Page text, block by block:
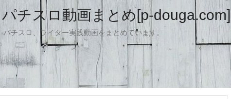
チスロ動画まとめ[p-douga.com]
チスロ、ライター実践動画をまとめています。